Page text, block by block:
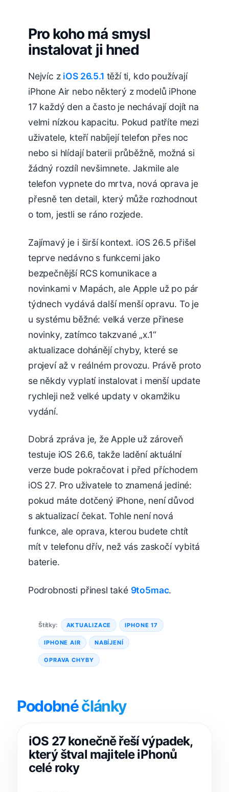
Pro koho má smysl
instalovat ji hned
Nejvíc z iOS 26.5.1 těží ti, kdo používají
iPhone Air nebo některý z modelů iPhone
17 každý den a často je nechávají dojít na
velmi nízkou kapacitu. Pokud patříte mezi
uživatele, kteří nabíjejí telefon přes noc
nebo si hlídají baterii průběžně, možná si
žádný rozdíl nevšimnete. Jakmile ale
telefon vypnete do mrtva, nová oprava je
přesně ten detail, který může rozhodnout
o tom, jestli se ráno rozjede.
Zajímavý je i širší kontext. iOS 26.5 přišel
teprve nedávno s funkcemi jako
bezpečnější RCS komunikace a
novinkami v Mapách, ale Apple už po pár
týdnech vydává další menší opravu. To je
u systému běžné: velká verze přinese
novinky, zatímco takzvané „x.1“
aktualizace dohánějí chyby, které se
projeví až v reálném provozu. Právě proto
se někdy vyplatí instalovat i menší update
rychleji než velké updaty v okamžiku
vydání.
Dobrá zpráva je, že Apple už zároveň
testuje iOS 26.6, takže ladění aktuální
verze bude pokračovat i před příchodem
iOS 27. Pro uživatele to znamená jediné:
pokud máte dotčený iPhone, není důvod
s aktualizací čekat. Tohle není nová
funkce, ale oprava, kterou budete chtít
mít v telefonu dřív, než vás zaskočí vybitá
baterie.
Podrobnosti přinesl také 9to5mac.
Štítky: AKTUALIZACE IPHONE 17
IPHONE AIR NABÍJENÍ
OPRAVA CHYBY
Podobnéčlánky
iOS 27 konečně řeší výpadek,
který štval majitele iPhonů
celé roky